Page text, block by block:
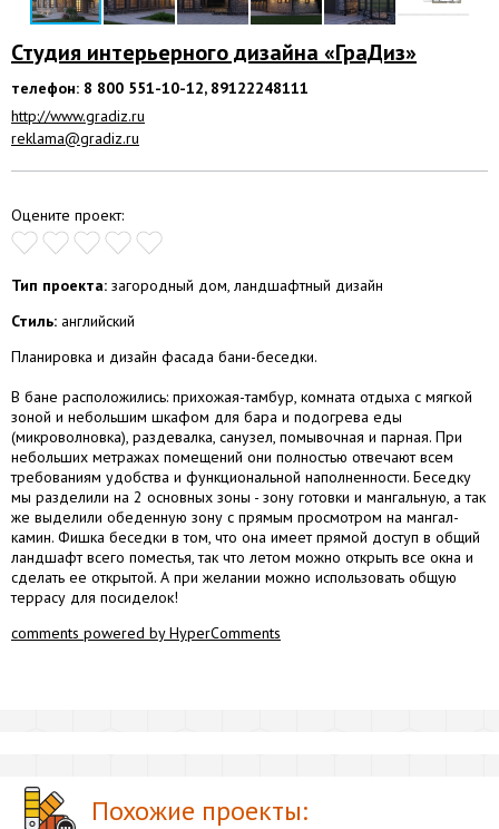
Студия интерьерного дизайнa «ГраДиз»
телефон: 8 800 551-10-12, 89122248111
http://www.gradiz.ru
reklama@gradiz.ru
Оцените проект:
Тип проекта: загородный дом, ландшафтный дизайн
Стиль: английский
Планировка и дизайн фасада бани-беседки.
В бане расположились: прихожая-тамбур, комната отдыха с мягкой
зоной и небольшим шкафом для бара и подогрева еды
(микроволновка), раздевалка, санузел, помывочная и парная. При
небольших метражах помещений они полностью отвечают всем
требованиям удобства и функциональной наполненности. Беседку
мы разделили на 2 основных зоны - зону готовки и мангальную, а так
же выделили обеденную зону с прямым просмотром на мангал-
камин. Фишка беседки в том, что она имеет прямой доступ в общий
ландшафт всего поместья, так что летом можно открыть все окна и
сделать ее открытой. А при желании можно использовать общую
террасу для посиделок!
comments powered by HyperComments
Похожие проекты: